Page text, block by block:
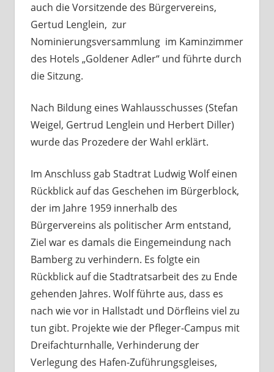
auch die Vorsitzende des Bürgervereins,
Gertud Lenglein, zur
Nominierungsversammlung im Kaminzimmer
des Hotels „Goldener Adler“ und führte durch
die Sitzung.
Nach Bildung eines Wahlausschusses (Stefan
Weigel, Gertrud Lenglein und Herbert Diller)
wurde das Prozedere der Wahl erklärt.
Im Anschluss gab Stadtrat Ludwig Wolf einen
Rückblick auf das Geschehen im Bürgerblock,
der im Jahre 1959 innerhalb des
Bürgervereins als politischer Arm entstand,
Ziel war es damals die Eingemeindung nach
Bamberg zu verhindern. Es folgte ein
Rückblick auf die Stadtratsarbeit des zu Ende
gehenden Jahres. Wolf führte aus, dass es
nach wie vor in Hallstadt und Dörfleins viel zu
tun gibt. Projekte wie der Pfleger-Campus mit
Dreifachturnhalle, Verhinderung der
Verlegung des Hafen-Zuführungsgleises,